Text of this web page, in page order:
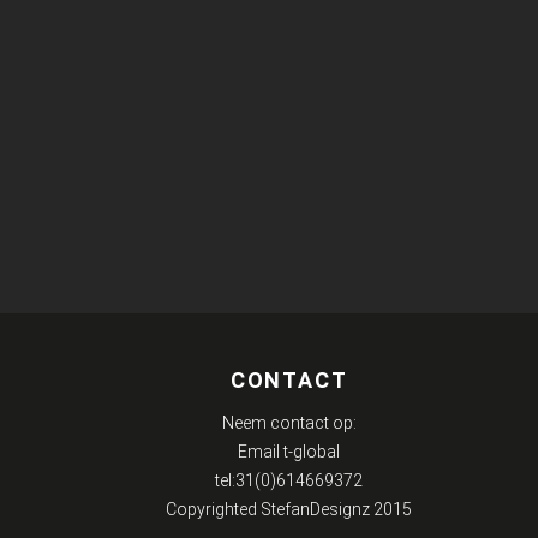
CONTACT
Neem contact op:
Email t-global
tel:31(0)614669372
Copyrighted StefanDesignz 2015